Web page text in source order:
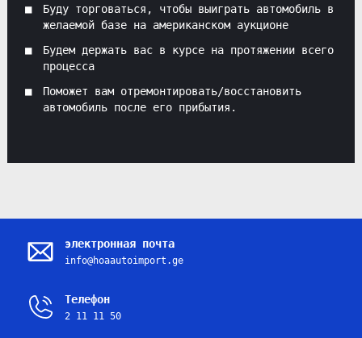
Буду торговаться, чтобы выиграть автомобиль в
желаемой базе на американском аукционе
Будем держать вас в курсе на протяжении всего
процесса
Поможет вам отремонтировать/восстановить
автомобиль после его прибытия.
электронная почта
info@hoaautoimport.ge
Телефон
2 11 11 50